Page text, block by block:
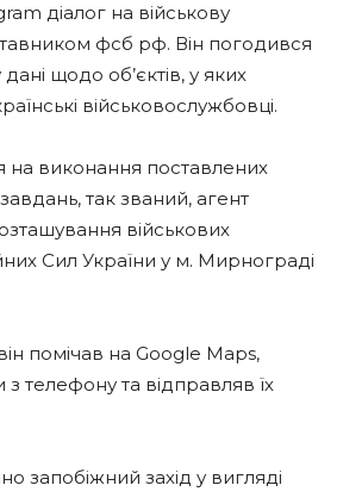
діалог на військову
фсб рф. Він погодився
щодо об’єктів, у яких
військовослужбовці.
виконання поставлених
так званий, агент
військових
Сил України у м. Мирнограді
він помічав на Google Maps,
телефону та відправляв їх
запобіжний захід у вигляді